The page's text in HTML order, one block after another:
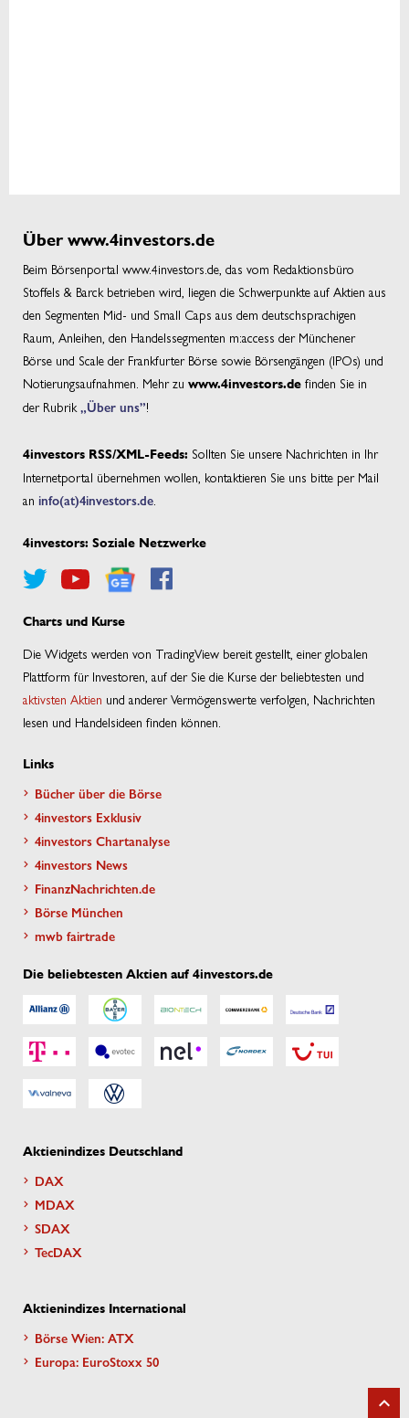
Über www.4investors.de
Beim Börsenportal www.4investors.de, das vom Redaktionsbüro
Stoffels & Barck betrieben wird, liegen die Schwerpunkte auf Aktien aus
den Segmenten Mid- und Small Caps aus dem deutschsprachigen
Raum, Anleihen, den Handelssegmenten m:access der Münchener
Börse und Scale der Frankfurter Börse sowie Börsengängen (IPOs) und
Notierungsaufnahmen. Mehr zu www.4investors.de finden Sie in
der Rubrik „Über uns”!
4investors RSS/XML-Feeds: Sollten Sie unsere Nachrichten in Ihr
Internetportal übernehmen wollen, kontaktieren Sie uns bitte per Mail
an info(at)4investors.de
4investors: Soziale Netzwerke
Charts und Kurse
Die Widgets werden von TradingView bereit gestellt, einer globalen
Plattform für Investoren, auf der Sie die Kurse der beliebtesten und
aktivsten Aktien und anderer Vermögenswerte verfolgen, Nachrichten
lesen und Handelsideen finden können.
Links
Bücher über die Börse
4investors Exklusiv
4investors Chartanalyse
4investors News
FinanzNachrichten.de
Börse München
mwb fairtrade
Die beliebtesten Aktien auf 4investors.de
Aktienindizes Deutschland
DAX
MDAX
SDAX
TecDAX
Aktienindizes International
Börse Wien: ATX
Europa: EuroStoxx 50